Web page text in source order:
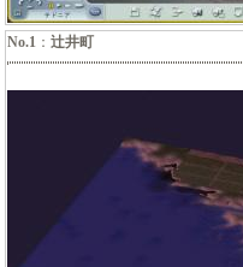
No.1： 辻井町